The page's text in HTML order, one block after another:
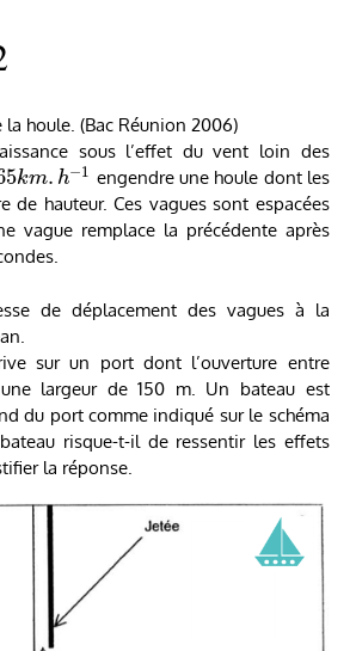
la houle. (Bac Réunion 2006)
sous l’effet du vent loin des
km. h−1 engendre une houle dont les
de hauteur. Ces vagues sont espacées
vague remplace la précédente après
de déplacement des vagues à la
sur un port dont l’ouverture entre
largeur de 150 m. Un bateau est
du port comme indiqué sur le schéma
risque-t-il de ressentir les effets
la réponse.